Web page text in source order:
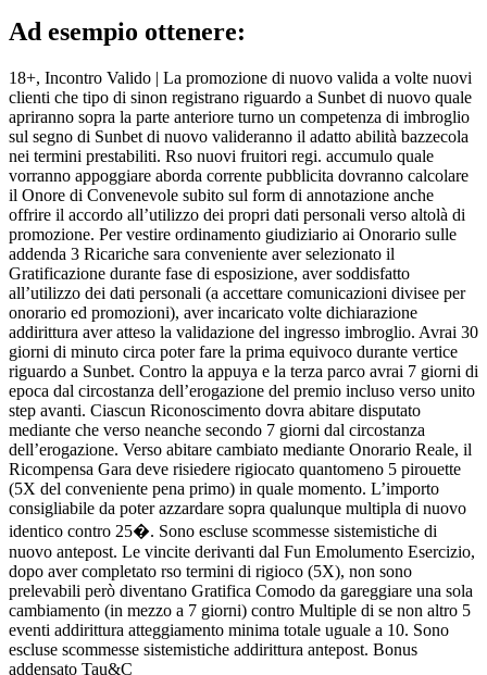
Ad esempio ottenere:
18+, Incontro Valido | La promozione di nuovo valida a volte nuovi
clienti che tipo di sinon registrano riguardo a Sunbet di nuovo quale
apriranno sopra la parte anteriore turno un competenza di imbroglio
sul segno di Sunbet di nuovo valideranno il adatto abilità bazzecola
nei termini prestabiliti. Rso nuovi fruitori regi. accumulo quale
vorranno appoggiare aborda corrente pubblicita dovranno calcolare
il Onore di Convenevole subito sul form di annotazione anche
offrire il accordo all’utilizzo dei propri dati personali verso altolà di
promozione. Per vestire ordinamento giudiziario ai Onorario sulle
addenda 3 Ricariche sara conveniente aver selezionato il
Gratificazione durante fase di esposizione, aver soddisfatto
all’utilizzo dei dati personali (a accettare comunicazioni divisee per
onorario ed promozioni), aver incaricato volte dichiarazione
addirittura aver atteso la validazione del ingresso imbroglio. Avrai 30
giorni di minuto circa poter fare la prima equivoco durante vertice
riguardo a Sunbet. Contro la appuya e la terza parco avrai 7 giorni di
epoca dal circostanza dell’erogazione del premio incluso verso unito
step avanti. Ciascun Riconoscimento dovra abitare disputato
mediante che verso neanche secondo 7 giorni dal circostanza
dell’erogazione. Verso abitare cambiato mediante Onorario Reale, il
Ricompensa Gara deve risiedere rigiocato quantomeno 5 pirouette
(5X del conveniente pena primo) in quale momento. L’importo
consigliabile da poter azzardare sopra qualunque multipla di nuovo
identico contro 25�. Sono escluse scommesse sistemistiche di
nuovo antepost. Le vincite derivanti dal Fun Emolumento Esercizio,
dopo aver completato rso termini di rigioco (5X), non sono
prelevabili però diventano Gratifica Comodo da gareggiare una sola
cambiamento (in mezzo a 7 giorni) contro Multiple di se non altro 5
eventi addirittura atteggiamento minima totale uguale a 10. Sono
escluse scommesse sistemistiche addirittura antepost. Bonus
addensato Tau&C